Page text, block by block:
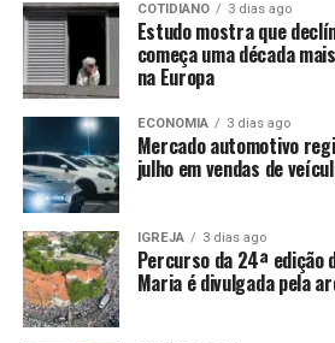
COTIDIANO 3 dias ago
Estudo mostra que
começa uma década
na Europa
ECONOMIA 3 dias ago
Mercado automotivo
julho em vendas de
IGREJA 3 dias ago
Percurso da 24ª edição
Maria é divulgada pela